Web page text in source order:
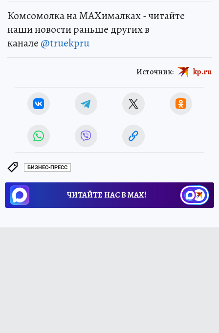
Комсомолка на MAXималках - читайте
наши новости раньше других в
канале @truekpru
Источник: kp.ru
БИЗНЕС-ПРЕСС
ЧИТАЙТЕ НАС В МАХ!